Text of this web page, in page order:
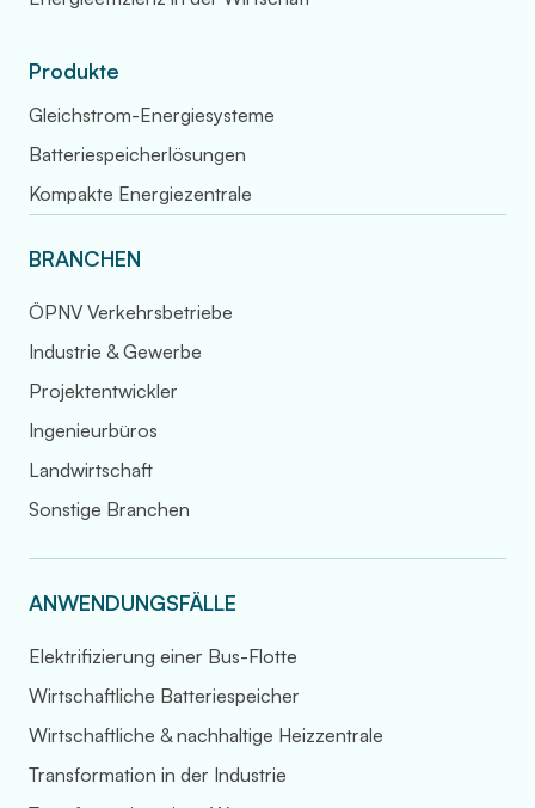
Produkte
Gleichstrom-Energiesysteme
Batteriespeicherlösungen
Kompakte Energiezentrale
BRANCHEN
ÖPNV Verkehrsbetriebe
Industrie & Gewerbe
Projektentwickler
Ingenieurbüros
Landwirtschaft
Sonstige Branchen
ANWENDUNGSFÄLLE
Elektrifizierung einer Bus-Flotte
Wirtschaftliche Batteriespeicher
Wirtschaftliche & nachhaltige Heizzentrale
Transformation in der Industrie